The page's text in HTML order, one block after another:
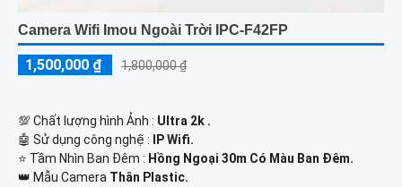
Camera Wifi Imou Ngoài Trời IPC-F42FP
1,500,000 ₫ 1,800,000 ₫
💯 Chất lượng hình Ảnh : Ultra 2k .
🤖️ Sử dụng công nghệ :
IP Wifi.
⭐ Tầm Nhìn Ban Đêm : Hồng Ngoại 30m Có Màu Ban Đêm.
👑 Mẫu Camera Thân Plastic.